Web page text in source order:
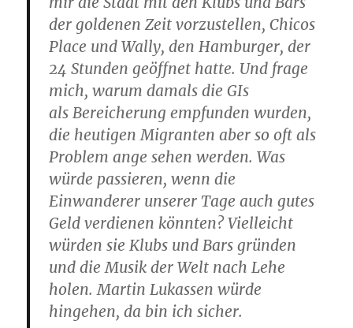
der goldenen Zeit vorzustellen, Chicos
Place und Wally, den Hamburger, der
24 Stunden geöffnet hatte. Und frage
mich, warum damals die GIs
als Bereicherung empfunden wurden,
die heutigen Migranten aber so oft als
Problem ange­ sehen werden. Was
würde passieren, wenn die
Einwanderer unserer Tage auch gutes
Geld verdienen könnten?Vielleicht
würden sie Klubs und Bars gründen
und die Musik der Welt nach Lehe
holen. Martin Lukassen würde
hingehen, da bin ich sicher.